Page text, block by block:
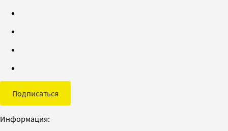
Подписаться
Информация: